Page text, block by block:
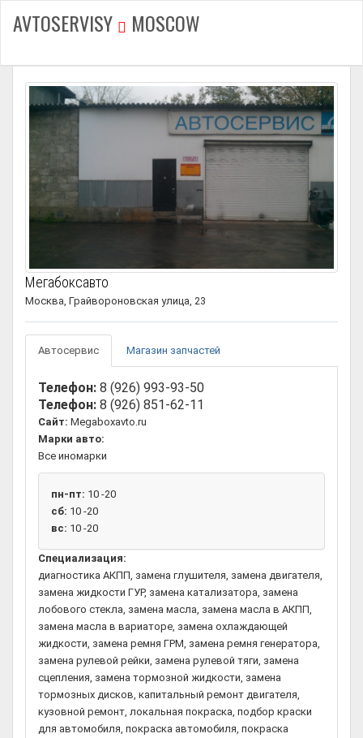
AVTOSERVISY MOSCOW
Мегабоксавто
Москва, Грайвороновская улица, 23
Автосервис Магазин запчастей
Телефон: 8 (926) 993-93-50
Телефон: 8 (926) 851-62-11
Сайт: Megaboxavto.ru
Марки авто:
Все иномарки
пн-пт: 10 -20
сб: 10 -20
вс: 10 -20
Специализация:
диагностика АКПП, замена глушителя, замена двигателя,
замена жидкости ГУР, замена катализатора, замена
лобового стекла, замена масла, замена масла в АКПП,
замена масла в вариаторе, замена охлаждающей
жидкости, замена ремня ГРМ, замена ремня генератора,
замена рулевой рейки, замена рулевой тяги, замена
сцепления, замена тормозной жидкости, замена
тормозных дисков, капитальный ремонт двигателя,
кузовной ремонт, локальная покраска, подбор краски
для автомобиля, покраска автомобиля, покраска